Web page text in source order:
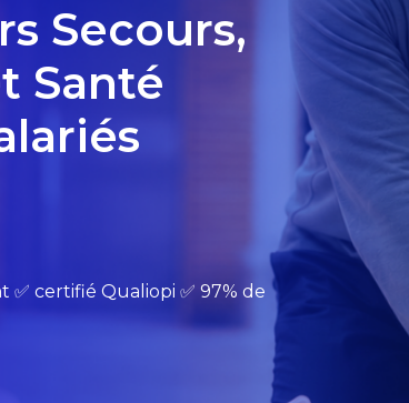
Secours,
Santé
certifié Qualiopi ✅​ 97% de